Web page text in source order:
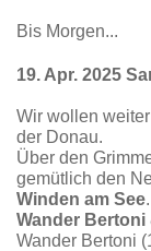
Bis Morgen...
19. Apr. 2025
Wir wollen
der Donau.
Über den
gemütlich den
Winden am See
Wander
Wander Bertoni